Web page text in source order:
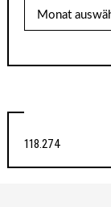
118.274